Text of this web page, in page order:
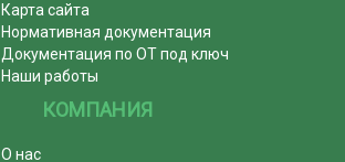
Карта сайта
Нормативная документация
Документация по ОТ под ключ
Наши работы
КОМПАНИЯ
О нас